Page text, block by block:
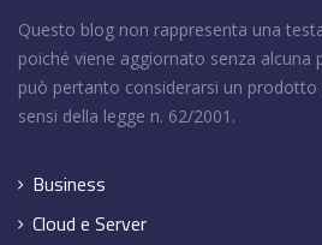
Questo blog non rappresenta una
poiché viene aggiornato senza alcuna
può pertanto considerarsi un prodotto
sensi della legge n. 62/2001.
Business
Cloud e Server